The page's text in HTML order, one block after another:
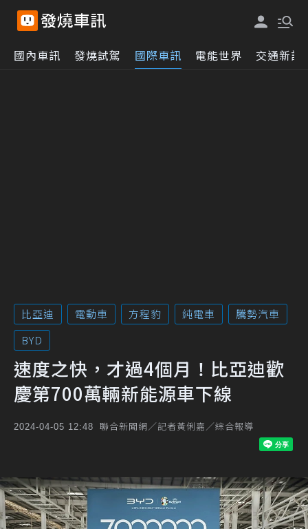
國內車訊 發燒試駕 國際車訊 電能世界 交通新訊
比亞迪 電動車 方程豹 純電車
騰勢汽車
BYD
速度之快，才過4個月！比亞迪歡
慶第700萬輛新能源車下線
2024-04-05 12:48 聯合新聞網／記者黃俐嘉／綜合報導